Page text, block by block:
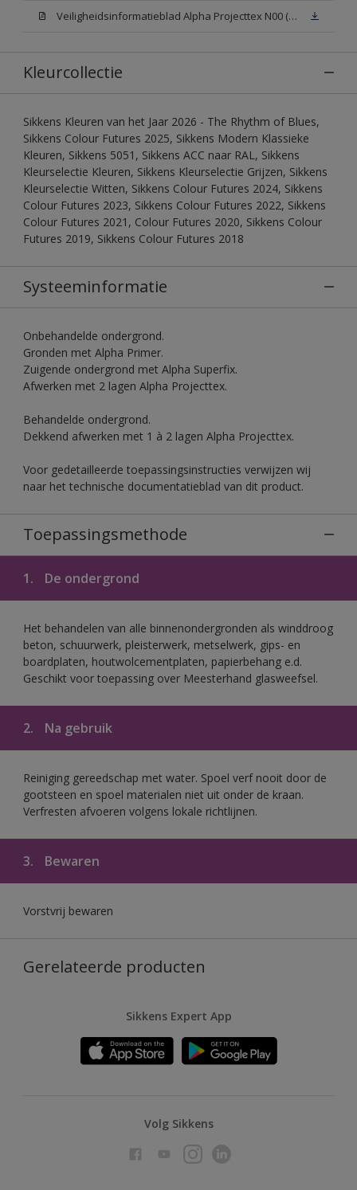
Veiligheidsinformatieblad Alpha Projecttex N00 (MSDS)
Kleurcollectie
Sikkens Kleuren van het Jaar 2026 - The Rhythm of Blues,
Sikkens Colour Futures 2025, Sikkens Modern Klassieke
Kleuren, Sikkens 5051, Sikkens ACC naar RAL, Sikkens
Kleurselectie Kleuren, Sikkens Kleurselectie Grijzen, Sikkens
Kleurselectie Witten, Sikkens Colour Futures 2024, Sikkens
Colour Futures 2023, Sikkens Colour Futures 2022, Sikkens
Colour Futures 2021, Colour Futures 2020, Sikkens Colour
Futures 2019, Sikkens Colour Futures 2018
Systeeminformatie
Onbehandelde ondergrond.
Gronden met Alpha Primer.
Zuigende ondergrond met Alpha Superfix.
Afwerken met 2 lagen Alpha Projecttex.
Behandelde ondergrond.
Dekkend afwerken met 1 à 2 lagen Alpha Projecttex.
Voor gedetailleerde toepassingsinstructies verwijzen wij
naar het technische documentatieblad van dit product.
Toepassingsmethode
1. De ondergrond
Het behandelen van alle binnenondergronden als winddroog
beton, schuurwerk, pleisterwerk, metselwerk, gips- en
boardplaten, houtwolcementplaten, papierbehang e.d.
Geschikt voor toepassing over Meesterhand glasweefsel.
2. Na gebruik
Reiniging gereedschap met water. Spoel verf nooit door de
gootsteen en spoel materialen niet uit onder de kraan.
Verfresten afvoeren volgens lokale richtlijnen.
3. Bewaren
Vorstvrij bewaren
Gerelateerde producten
Sikkens Expert App
Volg Sikkens